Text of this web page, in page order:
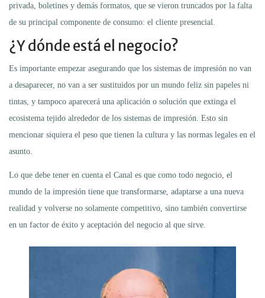
privada, boletines y demás formatos, que se vieron truncados por la falta
de su principal componente de consumo: el cliente presencial.
¿Y dónde está el negocio?
Es importante empezar asegurando que los sistemas de impresión no van
a desaparecer, no van a ser sustituidos por un mundo feliz sin papeles ni
tintas, y tampoco aparecerá una aplicación o solución que extinga el
ecosistema tejido alrededor de los sistemas de impresión. Esto sin
mencionar siquiera el peso que tienen la cultura y las normas legales en el
asunto.
Lo que debe tener en cuenta el Canal es que como todo negocio, el
mundo de la impresión tiene que transformarse, adaptarse a una nueva
realidad y volverse no solamente competitivo, sino también convertirse
en un factor de éxito y aceptación del negocio al que sirve.